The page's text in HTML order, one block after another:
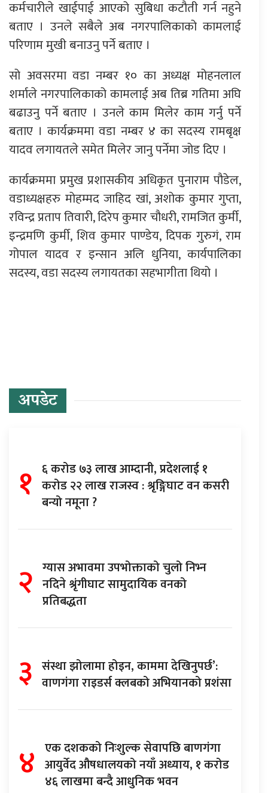
कर्मचारीले खाईपाई आएको सुबिधा कटौती गर्न नहुने
बताए । उनले सबैले अब नगरपालिकाको कामलाई
परिणाम मुखी बनाउनु पर्ने बताए ।
सो अवसरमा वडा नम्बर १० का अध्यक्ष मोहनलाल
शर्माले नगरपालिकाको कामलाई अब तिब्र गतिमा अघि
बढाउनु पर्ने बताए । उनले काम मिलेर काम गर्नु पर्ने
बताए । कार्यक्रममा वडा नम्बर ४ का सदस्य रामबृक्ष
यादव लगायतले समेत मिलेर जानु पर्नेमा जोड दिए ।
कार्यक्रममा प्रमुख प्रशासकीय अधिकृत पुनाराम पौडेल,
वडाध्यक्षहरु मोहम्मद जाहिद खां, अशोक कुमार गुप्ता,
रविन्द्र प्रताप तिवारी, दिरेप कुमार चौधरी, रामजित कुर्मी,
इन्द्रमणि कुर्मी, शिव कुमार पाण्डेय, दिपक गुरुगं, राम
गोपाल यादव र इन्सान अलि धुनिया, कार्यपालिका
सदस्य, वडा सदस्य लगायतका सहभागीता थियो ।
अपडेट
१ ६ करोड ७३ लाख आम्दानी, प्रदेशलाई १
करोड २२ लाख राजस्व : श्रृङ्गिघाट वन कसरी
बन्यो नमूना ?
२ ग्यास अभावमा उपभोक्ताको चुलो निभ्न
नदिने श्रृंगीघाट सामुदायिक वनको
प्रतिबद्धता
३ संस्था झोलामा होइन, काममा देखिनुपर्छ’:
वाणगंगा राइडर्स क्लबको अभियानको प्रशंसा
४ एक दशकको निःशुल्क सेवापछि बाणगंगा
आयुर्वेद औषधालयको नयाँ अध्याय, १ करोड
४६ लाखमा बन्दै आधुनिक भवन